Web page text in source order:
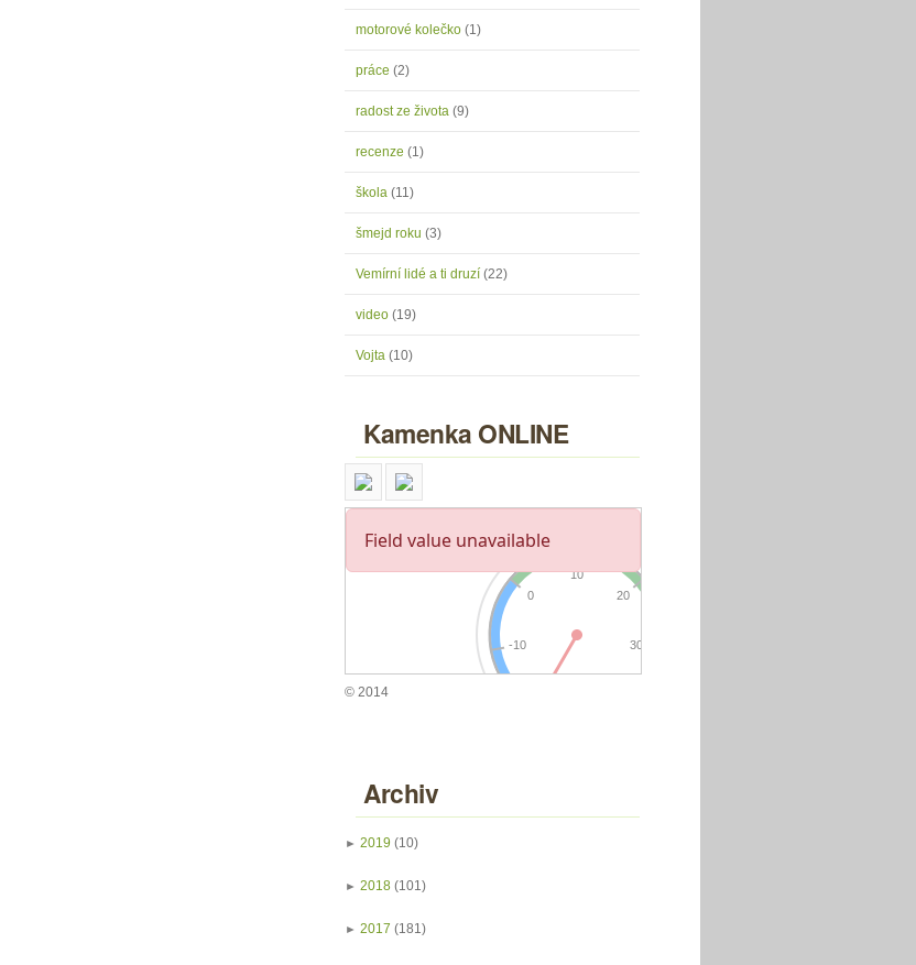
motorové kolečko (1)
práce (2)
radost ze života (9)
recenze (1)
škola (11)
šmejd roku (3)
Vemírní lidé a ti druzí (22)
video (19)
Vojta (10)
Kamenka ONLINE
© 2014
Archiv
► 2019 (10)
► 2018 (101)
► 2017 (181)